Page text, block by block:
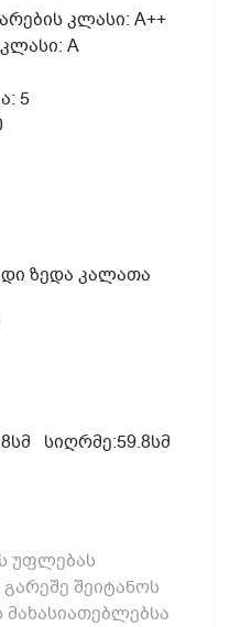
კლასი: A++
კლასი: A
5
ზედა კალათა
სიღრმე:59.8სმ
უფლებას
შეიტანოს